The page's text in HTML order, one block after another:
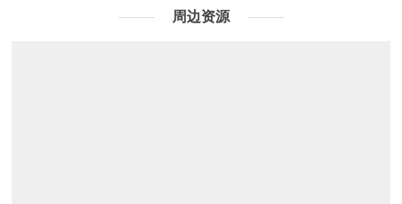
周边资源